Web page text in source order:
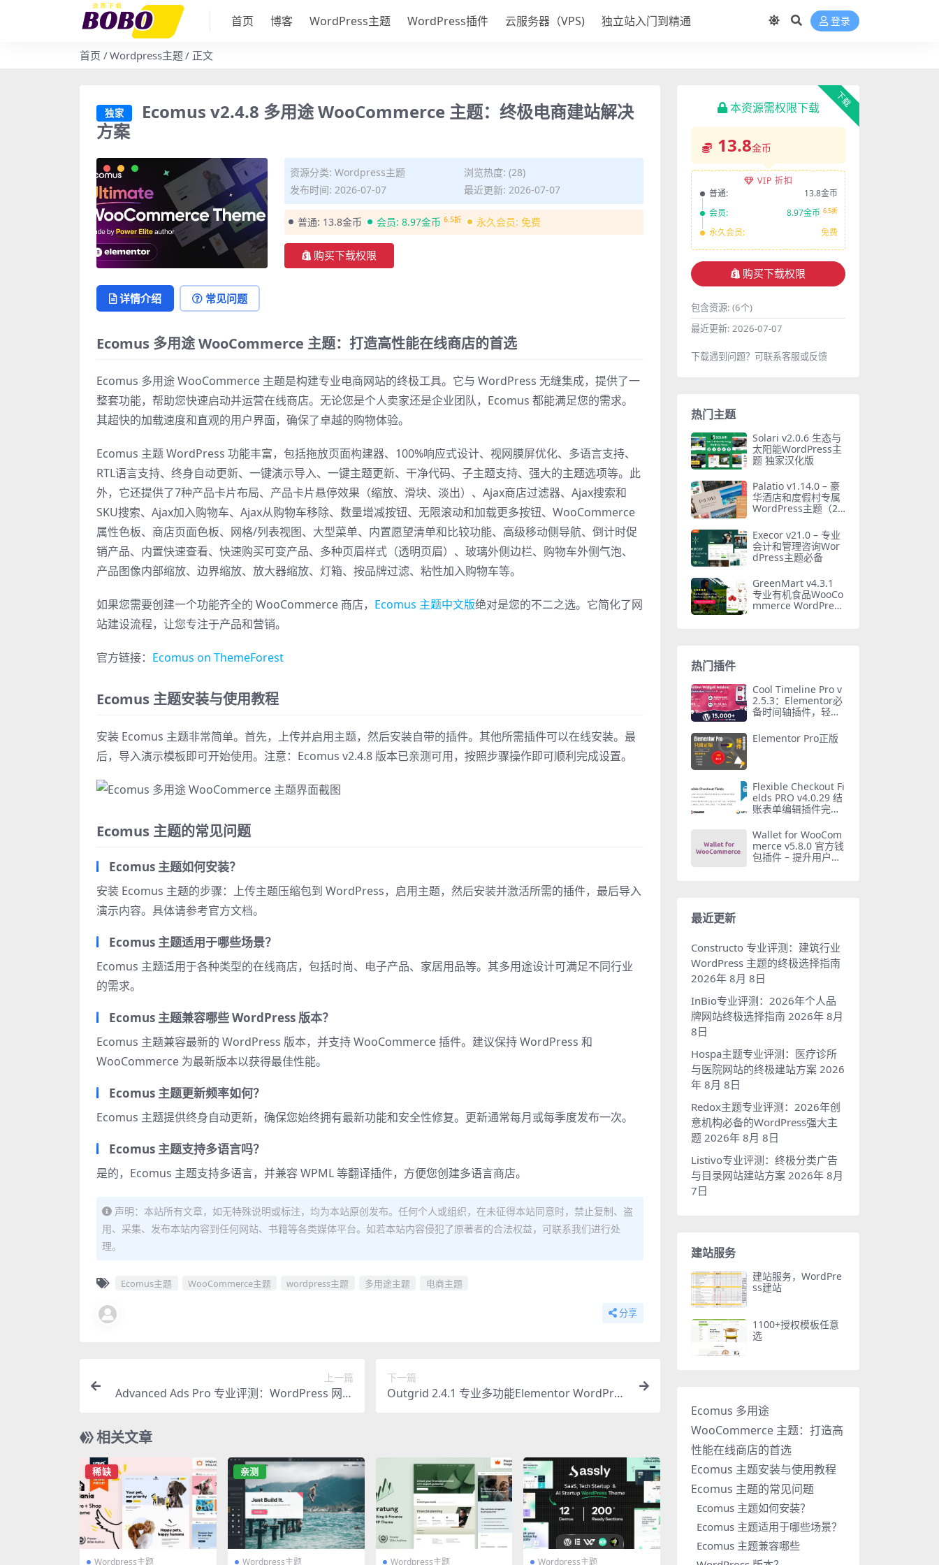
首页 博客 WordPress主题 WordPress插件 云服务器（VPS) 独立站入门到精通 登录
首页 Wordpress主题 正文
独家
Ecomus v2.4.8 多用途 WooCommerce 主题：终极电商建站解决
方案
资源分类: Wordpress主题
浏览热度: (28)
发布时间: 2026-07-07
最近更新: 2026-07-07
普通: 13.8金币 会员: 8.97金币 6.5折 永久会员: 免费
购买下载权限
详情介绍 常见问题
Ecomus 多用途 WooCommerce 主题：打造高性能在线商店的首选
Ecomus 多用途 WooCommerce 主题是构建专业电商网站的终极工具。它与 WordPress 无缝集成，提供了一
整套功能，帮助您快速启动并运营在线商店。无论您是个人卖家还是企业团队，Ecomus 都能满足您的需求。
其超快的加载速度和直观的用户界面，确保了卓越的购物体验。
Ecomus 主题 WordPress 功能丰富，包括拖放页面构建器、100%响应式设计、视网膜屏优化、多语言支持、
RTL语言支持、终身自动更新、一键演示导入、一键主题更新、干净代码、子主题支持、强大的主题选项等。此
外，它还提供了7种产品卡片布局、产品卡片悬停效果（缩放、滑块、淡出）、Ajax商店过滤器、Ajax搜索和
SKU搜索、Ajax加入购物车、Ajax从购物车移除、数量增减按钮、无限滚动和加载更多按钮、WooCommerce
属性色板、商店页面色板、网格/列表视图、大型菜单、内置愿望清单和比较功能、高级移动侧导航、倒计时促
销产品、内置快速查看、快速购买可变产品、多种页眉样式（透明页眉）、玻璃外侧边栏、购物车外侧气泡、
产品图像内部缩放、边界缩放、放大器缩放、灯箱、按品牌过滤、粘性加入购物车等。
如果您需要创建一个功能齐全的 WooCommerce 商店， Ecomus 主题中文版绝对是您的不二之选。它简化了网
站建设流程，让您专注于产品和营销。
官方链接： Ecomus on ThemeForest
Ecomus 主题安装与使用教程
安装 Ecomus 主题非常简单。首先，上传并启用主题，然后安装自带的插件。其他所需插件可以在线安装。最
后，导入演示模板即可开始使用。注意：Ecomus v2.4.8 版本已亲测可用，按照步骤操作即可顺利完成设置。
Ecomus 主题的常见问题
Ecomus 主题如何安装？
安装 Ecomus 主题的步骤：上传主题压缩包到 WordPress，启用主题，然后安装并激活所需的插件，最后导入
演示内容。具体请参考官方文档。
Ecomus 主题适用于哪些场景？
Ecomus 主题适用于各种类型的在线商店，包括时尚、电子产品、家居用品等。其多用途设计可满足不同行业
的需求。
Ecomus 主题兼容哪些 WordPress 版本？
Ecomus 主题兼容最新的 WordPress 版本，并支持 WooCommerce 插件。建议保持 WordPress 和
WooCommerce 为最新版本以获得最佳性能。
Ecomus 主题更新频率如何？
Ecomus 主题提供终身自动更新，确保您始终拥有最新功能和安全性修复。更新通常每月或每季度发布一次。
Ecomus 主题支持多语言吗？
是的，Ecomus 主题支持多语言，并兼容 WPML 等翻译插件，方便您创建多语言商店。
声明：本站所有文章，如无特殊说明或标注，均为本站原创发布。任何个人或组织，在未征得本站同意时，禁止复制、盗
用、采集、发布本站内容到任何网站、书籍等各类媒体平台。如若本站内容侵犯了原著者的合法权益，可联系我们进行处
理。
Ecomus主题 WooCommerce主题 wordpress主题 多用途主题 电商主题
分享
上一篇
Advanced Ads Pro 专业评测：WordPress 网站
下一篇
Outgrid 2.4.1 专业多功能Elementor WordPres
相关文章
稀缺
Wordpress主题
亲测
Wordpress主题 Wordpress主题 Wordpress主题
下载
本资源需权限下载
13.8金币
VIP 折扣
普通:
13.8金币
会员:
8.97金币 6.5折
永久会员: 免费
购买下载权限
包含资源: (6个)
最近更新: 2026-07-07
下载遇到问题？可联系客服或反馈
热门主题
Solari v2.0.6 生态与
太阳能WordPress主
题 独家汉化版
Palatio v1.14.0 – 豪
华酒店和度假村专属
WordPress主题（20
Execor v21.0 – 专业
会计和管理咨询Wor
dPress主题必备
GreenMart v4.3.1
专业有机食品WooCo
mmerce WordPress
热门插件
Cool Timeline Pro v
2.5.3：Elementor必
备时间轴插件，轻松
Elementor Pro正版
Flexible Checkout Fi
elds PRO v4.0.29 结
账表单编辑插件完整
Wallet for WooCom
merce v5.8.0 官方钱
包插件 – 提升用户复
最近更新
Constructo 专业评测：建筑行业
WordPress 主题的终极选择指南
2026年 8月 8日
InBio专业评测：2026年个人品
牌网站终极选择指南 2026年 8月
8日
Hospa主题专业评测：医疗诊所
与医院网站的终极建站方案 2026
年 8月 8日
Redox主题专业评测：2026年创
意机构必备的WordPress强大主
题 2026年 8月 8日
Listivo专业评测：终极分类广告
与目录网站建站方案 2026年 8月
7日
建站服务
建站服务，WordPre
ss建站
1100+授权模板任意
选
Ecomus 多用途
WooCommerce 主题：打造高
性能在线商店的首选
Ecomus 主题安装与使用教程
Ecomus 主题的常见问题
Ecomus 主题如何安装？
Ecomus 主题适用于哪些场景？
Ecomus 主题兼容哪些